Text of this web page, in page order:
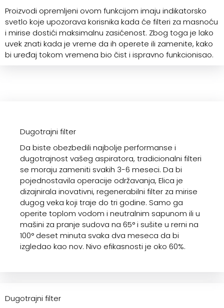
Proizvodi opremljeni ovom funkcijom imaju indikatorsko
svetlo koje upozorava korisnika kada će filteri za masnoću
i mirise dostići maksimalnu zasićenost. Zbog toga je lako
uvek znati kada je vreme da ih operete ili zamenite, kako
bi uređaj tokom vremena bio čist i ispravno funkcionisao.
Dugotrajni filter
Da biste obezbedili najbolje performanse i
dugotrajnost vašeg aspiratora, tradicionalni filteri
se moraju zameniti svakih 3-6 meseci. Da bi
pojednostavila operacije održavanja, Elica je
dizajnirala inovativni, regenerabilni filter za mirise
dugog veka koji traje do tri godine. Samo ga
operite toplom vodom i neutralnim sapunom ili u
mašini za pranje sudova na 65° i sušite u rerni na
100° deset minuta svaka dva meseca da bi
izgledao kao nov. Nivo efikasnosti je oko 60%.
Dugotrajni filter